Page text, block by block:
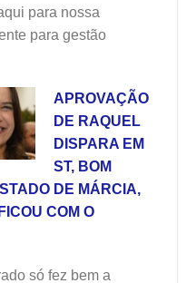
para nossa
para gestão
APROVAÇÃO
DE RAQUEL
DISPARA EM
ST, BOM
DE MÁRCIA,
COM O
só fez bem a